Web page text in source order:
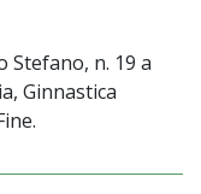
Stefano, n. 19 a
Ginnastica